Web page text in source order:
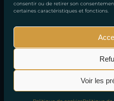
consentir ou de retirer son
certaines caractéristiques et fonctions.
Voir les
Conditions
de vente
© 2026 Copyright